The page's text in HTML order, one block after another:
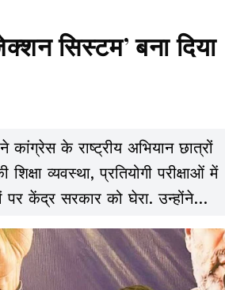
सिस्टम’ बना दिया
के राष्ट्रीय अभियान छात्रों
व्यवस्था, प्रतियोगी परीक्षाओं में
केंद्र सरकार को घेरा. उन्होंने
“एजुकेशन सिस्टम” से “रिजेक्शन